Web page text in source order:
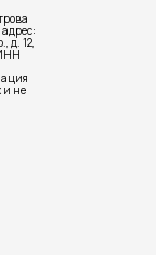
д. 12,
и не